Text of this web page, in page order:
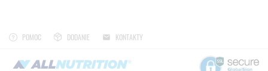
POMOC DODANIE KONTAKTY